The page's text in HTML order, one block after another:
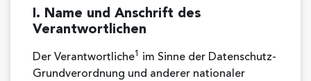
I. Name und Anschrift des
Verantwortlichen
Der Verantwortliche1
im Sinne der Datenschutz-
Grundverordnung und anderer nationaler